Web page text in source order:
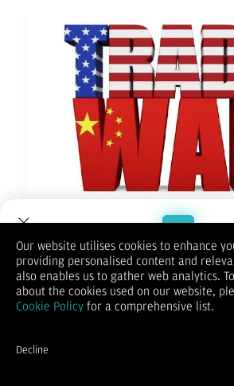
bersumpah tak tinggal diam atas
dikenakan PresidenAmerika Serikat(AS)
Juru bicara Kementerian Perdagangan
negaranya akan mengambil langkah
hak dan kepentingan negaranya jika
kebijakan tarif.
"China akan berjuang sampai akhir jika
berjalan di jalur yang salah," kata juru
Ia menambahkan langkah balasan
sepenuhnya sah dan bertujuan untuk
Welcome to
Trade with a Trusted
Our website utilises cookies to enhance
providing personalised content and
also enables us to gather web analytics.
about the cookies used on our website,
Cookie Policy for a comprehensive list.
Decline